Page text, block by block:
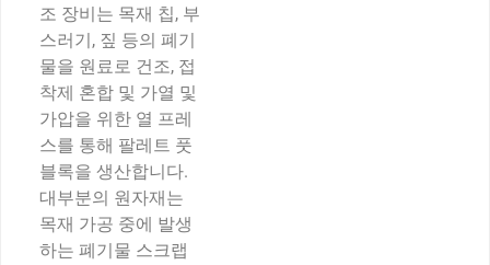
조 장비는 목재 칩, 부
스러기, 짚 등의 폐기
물을 원료로 건조, 접
착제 혼합 및 가열 및
가압을 위한 열 프레
스를 통해 팔레트 풋
블록을 생산합니다.
대부분의 원자재는
목재 가공 중에 발생
하는 폐기물 스크랩